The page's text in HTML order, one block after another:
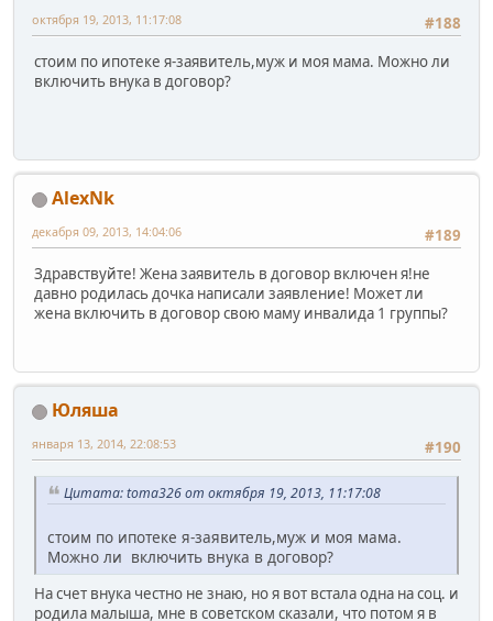
#188
октября 19, 2013, 11:17:08
стоим по ипотеке я-заявитель,муж и моя мама. Можно ли
включить внука в договор?
AlexNk
#189
декабря 09, 2013, 14:04:06
Здравствуйте! Жена заявитель в договор включен я!не
давно родилась дочка написали заявление! Может ли
жена включить в договор свою маму инвалида 1 группы?
Юляша
#190
января 13, 2014, 22:08:53
Цитата: toma326 от октября 19, 2013, 11:17:08
стоим по ипотеке я-заявитель,муж и моя мама.
Можно ли включить внука в договор?
На счет внука честно не знаю, но я вот встала одна на соц. и
родила малыша, мне в советском сказали, что потом я в